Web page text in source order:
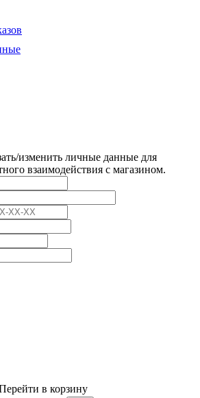
изменить личные данные для
взаимодействия с магазином.
в корзину